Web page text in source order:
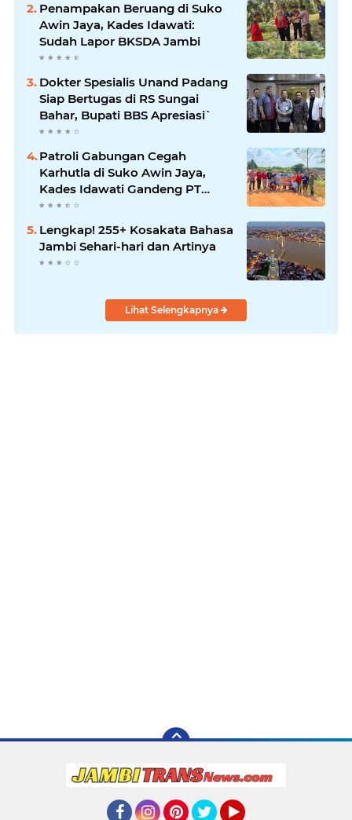
Penampakan Beruang di Suko
Awin Jaya, Kades Idawati:
Sudah Lapor BKSDA Jambi
Dokter Spesialis Unand Padang
Siap Bertugas di RS Sungai
Bahar, Bupati BBS Apresiasi`
Patroli Gabungan Cegah
Karhutla di Suko Awin Jaya,
Kades Idawati Gandeng PT
BBB-S, TNI dan BPD
Lengkap! 255+ Kosakata Bahasa
Jambi Sehari-hari dan Artinya
Lihat Selengkapnya